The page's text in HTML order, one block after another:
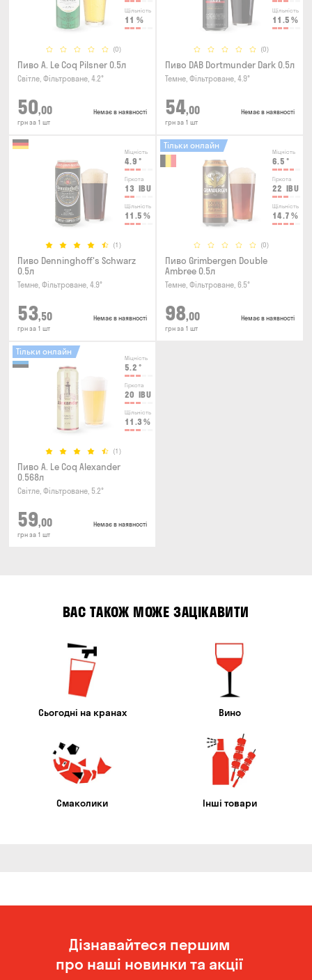
Щільність
11 %
(0)
Пиво A. Le Coq Pilsner 0.5л
Світле, Фільтроване, 4.2°
50,00
грн за 1 шт
Немає в наявності
Щільність
11.5 %
(0)
Пиво DAB Dortmunder Dark 0.5л
Темне, Фільтроване, 4.9°
54,00
грн за 1 шт
Немає в наявності
Міцність
4.9 °
Гіркота
13 IBU
Щільність
11.5 %
(1)
Пиво Denninghoff's Schwarz
0.5л
Темне, Фільтроване, 4.9°
53,50
грн за 1 шт
Немає в наявності
Міцність
6.5 °
Гіркота
22 IBU
Щільність
14.7 %
(0)
Тільки онлайн
Пиво Grimbergen Double
Ambree 0.5л
Темне, Фільтроване, 6.5°
98,00
грн за 1 шт
Немає в наявності
Міцність
5.2 °
Гіркота
20 IBU
Щільність
11.3 %
(1)
Тільки онлайн
Пиво A. Le Coq Alexander
0.568л
Світле, Фільтроване, 5.2°
59,00
грн за 1 шт
Немає в наявності
ВАС ТАКОЖ МОЖЕ ЗАЦІКАВИТИ
Сьогодні на кранах Вино
Смаколики Інші товари
Дізнавайтеся першим
про наші новинки та акції